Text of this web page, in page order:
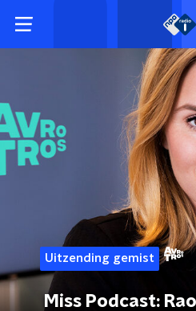
Uitzending gemist
Miss Podcast: